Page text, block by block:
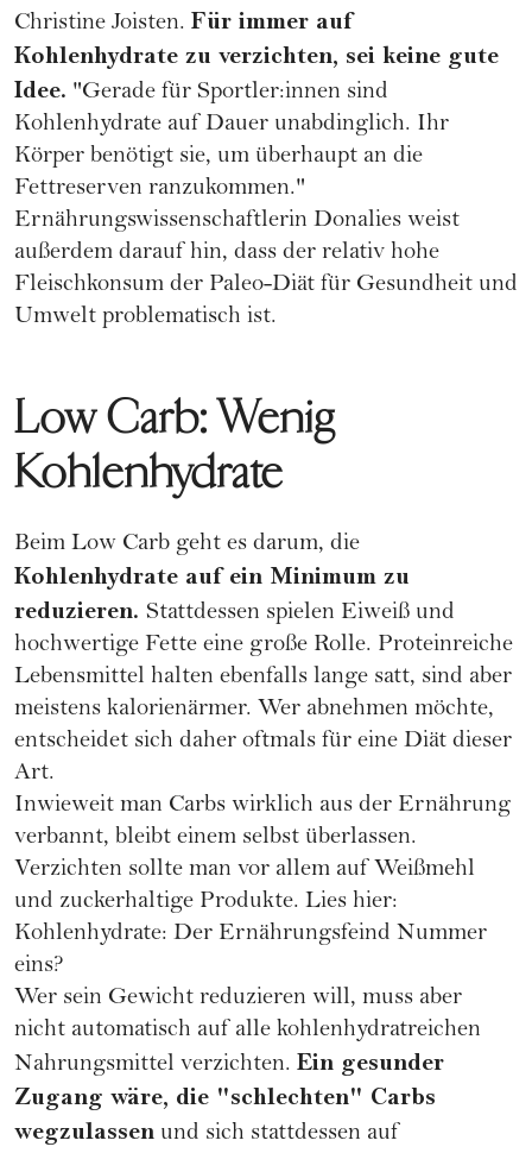
Christine Joisten. Für immer auf
Kohlenhydrate zu verzichten, sei keine gute
Idee. "Gerade für Sportler:innen sind
Kohlenhydrate auf Dauer unabdinglich. Ihr
Körper benötigt sie, um überhaupt an die
Fettreserven ranzukommen."
Ernährungswissenschaftlerin Donalies weist
außerdem darauf hin, dass der relativ hohe
Fleischkonsum der Paleo-Diät für Gesundheit und
Umwelt problematisch ist.
Low Carb: Wenig
Kohlenhydrate
Beim Low Carb geht es darum, die
Kohlenhydrate auf ein Minimum zu
reduzieren. Stattdessen spielen Eiweiß und
hochwertige Fette eine große Rolle. Proteinreiche
Lebensmittel halten ebenfalls lange satt, sind aber
meistens kalorienärmer. Wer abnehmen möchte,
entscheidet sich daher oftmals für eine Diät dieser
Art.
Inwieweit man Carbs wirklich aus der Ernährung
verbannt, bleibt einem selbst überlassen.
Verzichten sollte man vor allem auf Weißmehl
und zuckerhaltige Produkte. Lies hier:
Kohlenhydrate: Der Ernährungsfeind Nummer
eins?
Wer sein Gewicht reduzieren will, muss aber
nicht automatisch auf alle kohlenhydratreichen
Nahrungsmittel verzichten. Ein gesunder
Zugang wäre, die "schlechten" Carbs
wegzulassen und sich stattdessen auf